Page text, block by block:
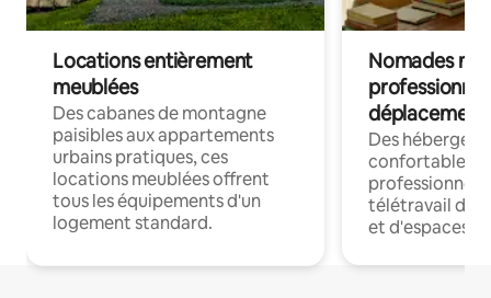
Locations entièrement
meublées
Des cabanes de montagne
paisibles aux appartements
urbains pratiques, ces
locations meublées offrent
tous les équipements d'un
logement standard.
Nomades
déplacement
Des
confortables
professionnels
télétravail
et d'espaces